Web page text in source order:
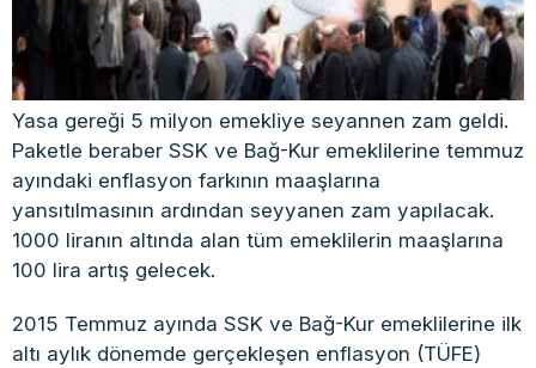
Yasa gereği 5 milyon emekliye seyannen zam geldi.
Paketle beraber SSK ve Bağ-Kur emeklilerine temmuz
ayındaki enflasyon farkının maaşlarına
yansıtılmasının ardından seyyanen zam yapılacak.
1000 liranın altında alan tüm emeklilerin maaşlarına
100 lira artış gelecek.
2015 Temmuz ayında SSK ve Bağ-Kur emeklilerine ilk
altı aylık dönemde gerçekleşen enflasyon (TÜFE)